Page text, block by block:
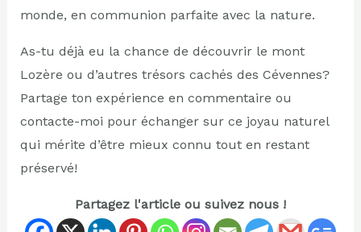
monde, en communion parfaite avec la nature.
As-tu déjà eu la chance de découvrir le mont
Lozère ou d’autres trésors cachés des Cévennes?
Partage ton expérience en commentaire ou
contacte-moi pour échanger sur ce joyau naturel
qui mérite d’être mieux connu tout en restant
préservé!
Partagez l'article ou suivez nous !